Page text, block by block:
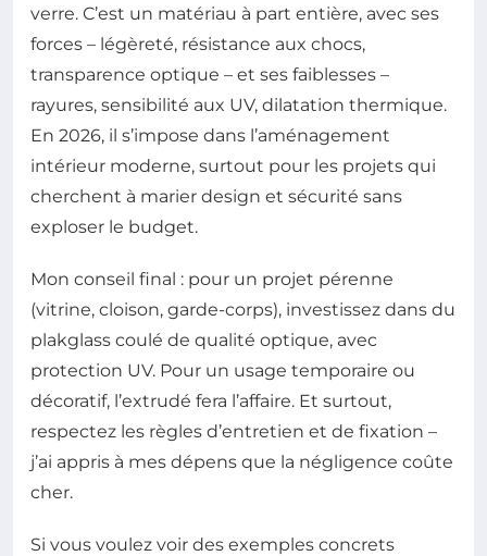
verre. C’est un matériau à part entière, avec ses
forces – légèreté, résistance aux chocs,
transparence optique – et ses faiblesses –
rayures, sensibilité aux UV, dilatation thermique.
En 2026, il s’impose dans l’aménagement
intérieur moderne, surtout pour les projets qui
cherchent à marier design et sécurité sans
exploser le budget.
Mon conseil final : pour un projet pérenne
(vitrine, cloison, garde-corps), investissez dans du
plakglass coulé de qualité optique, avec
protection UV. Pour un usage temporaire ou
décoratif, l’extrudé fera l’affaire. Et surtout,
respectez les règles d’entretien et de fixation –
j’ai appris à mes dépens que la négligence coûte
cher.
Si vous voulez voir des exemples concrets